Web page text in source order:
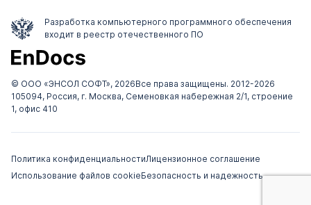
        "description": "Добавочный к
номеру телефона",
        "example": ""11""
    "Telegram": {
        "required": false,
Telegram",
        "example": ""@ivanov""
Разработка компьютерного программного обеспечения
входит в реестр отечественного ПО
© ООО «ЭНСОЛ СОФТ», 2026Все права защищены. 2012-2026
105094, Россия, г. Москва, Семеновкая набережная 2/1, строение
1, офис 410
Политика конфиденциальностиЛицензионное соглашение
Использование файлов cookieБезопасность и надежность